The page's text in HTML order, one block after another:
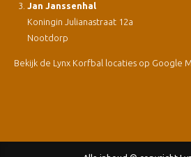
Jan Janssenhal
Koningin Julianastraat 12a
Nootdorp
Bekijk de Lynx Korfbal locaties op Google